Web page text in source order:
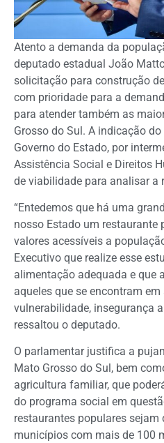
Atento a demanda da
deputado estadual João
solicitação para construção
com prioridade para a
para atender também as
Grosso do Sul. A indicação
Governo do Estado, por
Assistência Social e Direitos
de viabilidade para analisar a
“Entedemos que há uma
nosso Estado um restaurante
valores acessíveis a
Executivo que realize esse
alimentação adequada e que
aqueles que se encontram
vulnerabilidade, insegurança
ressaltou o deputado.
O parlamentar justifica a
Mato Grosso do Sul, bem
agricultura familiar, que
do programa social em
restaurantes populares sejam
municípios com mais de 100